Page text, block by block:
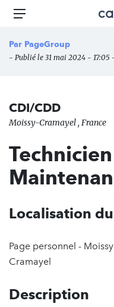
Aller
principal
des
Menu
Par PageGroup
- Publié le 31 mai 2024 - 17:05
CDI/CDD
Moissy-Cramayel , France
Localisation
Page personnel -
Cramayel
Description